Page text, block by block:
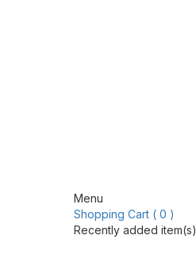
Menu
Shopping Cart ( 0 )
Recently added item(s)